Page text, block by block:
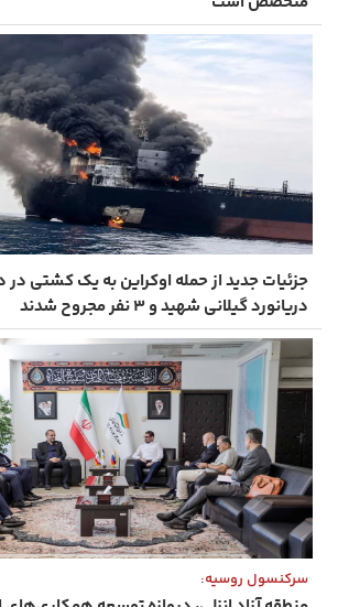
جزئیات جدید از حمله اوکراین به یک کشتی
دریانورد گیلانی شهید و ۳ نفر مجروح شدند
سرکنسول روسیه: